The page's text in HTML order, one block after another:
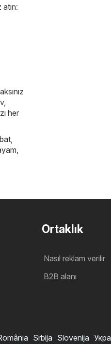
her
,
,
Ortaklık
Nasıl reklam verilir
B2B alanı
Srbija Slovenija